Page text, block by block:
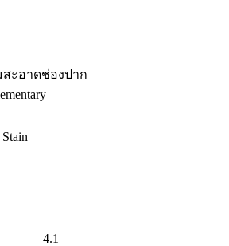
ะอาดช่องปาก
4.1